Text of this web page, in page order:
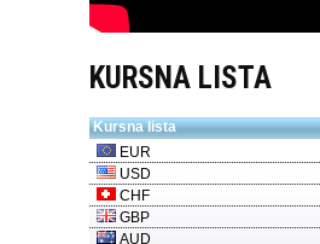
KURSNA LISTA